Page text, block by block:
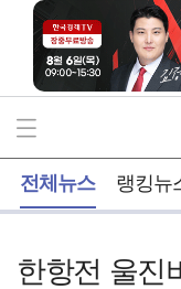
전체뉴스 랭킹뉴
한항전 울진